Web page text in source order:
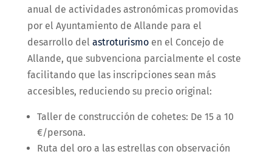
anual de actividades astronómicas promovidas
por el Ayuntamiento de Allande para el
desarrollo del astroturismoen el Concejo de
Allande, que subvenciona parcialmente el coste
facilitando que las inscripciones sean más
accesibles, reduciendo su precio original:
Taller de construcción de cohetes: De 15 a 10
€/persona.
Ruta del oro a las estrellas con observación